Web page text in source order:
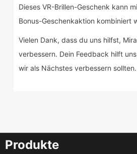
Dieses VR-Brillen-Geschenk kann
Bonus-Geschenkaktion kombiniert
Vielen Dank, dass du uns hilfst,
verbessern. Dein Feedback hilft
wir als Nächstes verbessern sollten.
Produkte